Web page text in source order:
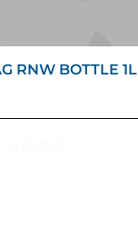
RNW BOTTLE 1L